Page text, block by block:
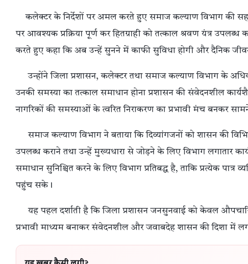
कलेक्टर के निर्देशों पर अमल करते हुए समाज कल्याण विभाग की
पर आवश्यक प्रक्रिया पूर्ण कर हितग्राही को तत्काल श्रवण यंत्र
करते हुए कहा कि अब उन्हें सुनने में काफी सुविधा होगी और दैनिक
उन्होंने जिला प्रशासन, कलेक्टर तथा समाज कल्याण विभाग के
उनकी समस्या का तत्काल समाधान होना प्रशासन की संवेदनशील
नागरिकों की समस्याओं के त्वरित निराकरण का प्रभावी मंच बनकर
समाज कल्याण विभाग ने बताया कि दिव्यांगजनों को शासन की
उपलब्ध कराने तथा उन्हें मुख्यधारा से जोड़ने के लिए विभाग लगातार
समाधान सुनिश्चित करने के लिए विभाग प्रतिबद्ध है, ताकि प्रत्येक
पहुंच सके।
यह पहल दर्शाती है कि जिला प्रशासन जनसुनवाई को केवल
प्रभावी माध्यम बनाकर संवेदनशील और जवाबदेह शासन की दिशा में